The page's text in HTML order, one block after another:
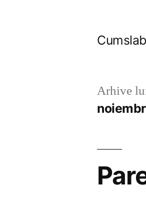
Arhive